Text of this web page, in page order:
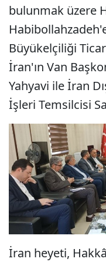
bulunmak üzere
Büyükelçiliği
İran'ın Van
Yahyavi ile İran
İşleri Temsilcisi
İran heyeti,